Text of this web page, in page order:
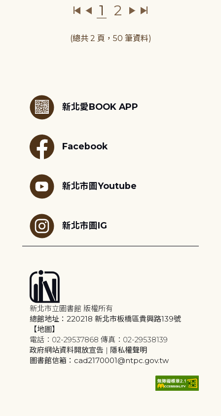
1 2
(總共 2 頁，50 筆資料)
新北愛BOOK APP
Facebook
新北市圖Youtube
新北市圖IG
新北市立圖書館 版權所有
總館地址：220218 新北市板橋區貴興路139號
【地圖】
電話：02-29537868 傳真：02-29538139
政府網站資料開放宣告 | 隱私權聲明
圖書館信箱：cad2170001@ntpc.gov.tw